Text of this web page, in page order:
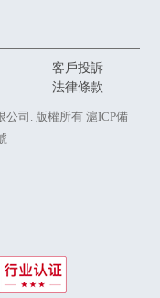
客戶投訴
法律條款
公司. 版權所有滬ICP備